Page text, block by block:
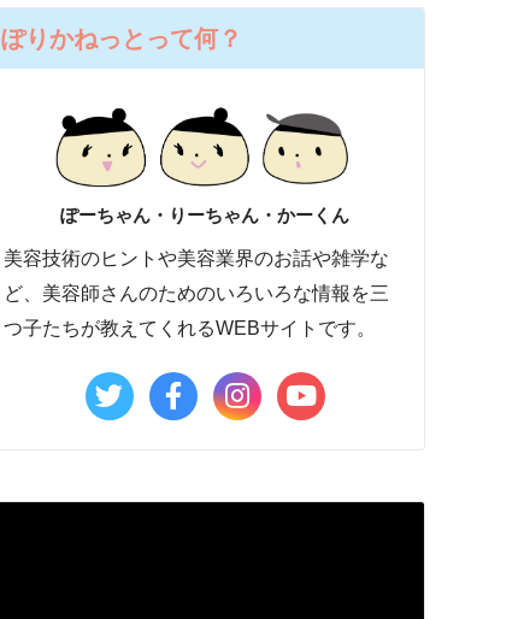
ぽりかねっとって何？
ぽーちゃん・りーちゃん・かーくん
美容技術のヒントや美容業界のお話や雑学な
ど、美容師さんのためのいろいろな情報を三
つ子たちが教えてくれるWEBサイトです。